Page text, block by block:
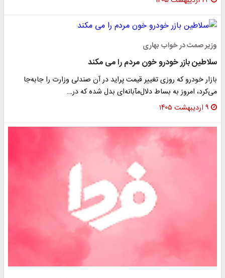
وزیر صمت در خواب بهاری
سلاطین بازر خودرو خون مردم را می مکند
بازار خودرو که روزی تغییر قیمت پراید در آن صندلی وزارت را جابه‌جا
می‌کرد، امروز به بساط دلال‌مآبانه‌ای بدل شده که در…
۹ اردیبهشت ۱۴۰۵